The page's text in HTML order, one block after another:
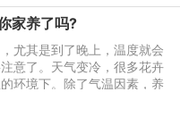
家养了吗?
尤其是到了晚上，温度就会
意了。天气变冷，很多花卉
环境下。除了气温因素，养